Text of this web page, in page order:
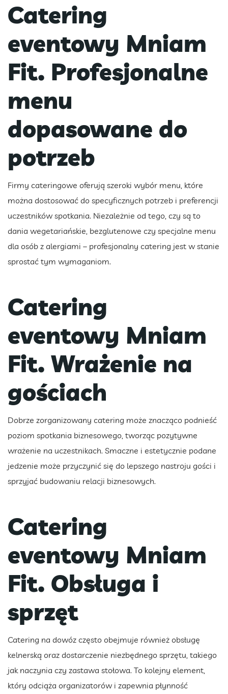
Catering
eventowy Mniam
Fit. Profesjonalne
menu
dopasowane do
potrzeb
Firmy cateringowe oferują szeroki wybór menu, które
można dostosować do specyficznych potrzeb i preferencji
uczestników spotkania. Niezależnie od tego, czy są to
dania wegetariańskie, bezglutenowe czy specjalne menu
dla osób z alergiami – profesjonalny catering jest w stanie
sprostać tym wymaganiom.
Catering
eventowy Mniam
Fit. Wrażenie na
gościach
Dobrze zorganizowany catering może znacząco podnieść
poziom spotkania biznesowego, tworząc pozytywne
wrażenie na uczestnikach. Smaczne i estetycznie podane
jedzenie może przyczynić się do lepszego nastroju gości i
sprzyjać budowaniu relacji biznesowych.
Catering
eventowy Mniam
Fit. Obsługa i
sprzęt
Catering na dowóz często obejmuje również obsługę
kelnerską oraz dostarczenie niezbędnego sprzętu, takiego
jak naczynia czy zastawa stołowa. To kolejny element,
który odciąża organizatorów i zapewnia płynność